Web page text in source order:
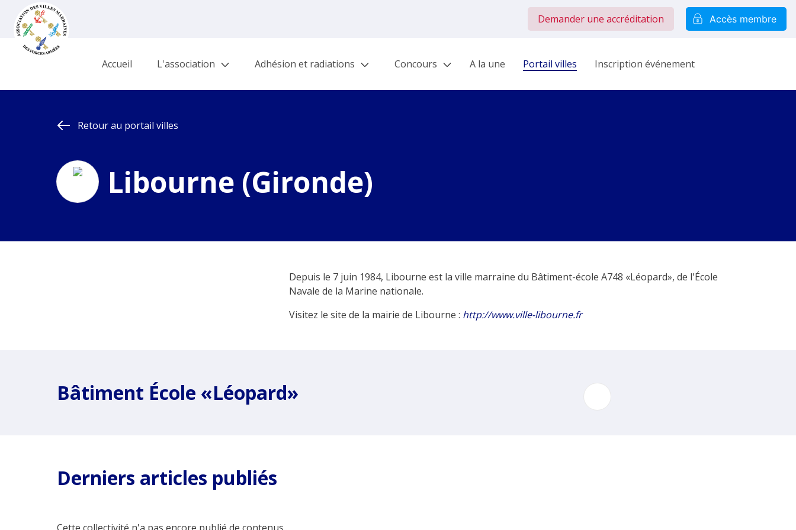
Demander une accréditation Accès membre
Accueil L'association Adhésion et radiations Concours A la une Portail villes Inscription événement
Retour au portail villes
Libourne (Gironde)
Depuis le 7 juin 1984, Libourne est la ville marraine du Bâtiment-école A748 «Léopard», de l'École
Navale de la Marine nationale.
Visitez le site de la mairie de Libourne : http://www.ville-libourne.fr
Bâtiment École «Léopard»
Derniers articles publiés